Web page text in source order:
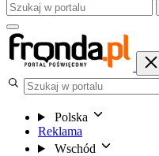
Polska
Reklama
Wschód